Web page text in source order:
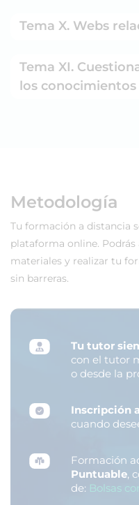
Tema X. Webs
Tema XI.
los
Metodología
Tu formación a distancia
plataforma online.
materiales y realizar tu
sin barreras.
Tu tutor
con el tutor
o desde la
Inscripción
cuando
Formación
Puntuable,
de: Bolsas